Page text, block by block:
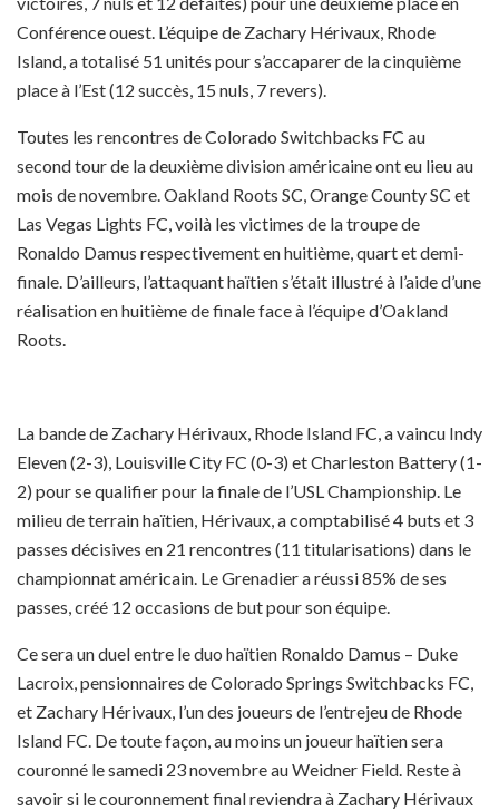
Conférence ouest. L’équipe de Zachary Hérivaux, Rhode
Island, a totalisé 51 unités pour s’accaparer de la cinquième
place à l’Est (12 succès, 15 nuls, 7 revers).
Toutes les rencontres de Colorado Switchbacks FC au
second tour de la deuxième division américaine ont eu lieu au
mois de novembre. Oakland Roots SC, Orange County SC et
Las Vegas Lights FC, voilà les victimes de la troupe de
Ronaldo Damus respectivement en huitième, quart et demi-
finale. D’ailleurs, l’attaquant haïtien s’était illustré à l’aide d’une
réalisation en huitième de finale face à l’équipe d’Oakland
Roots.
La bande de Zachary Hérivaux, Rhode Island FC, a vaincu Indy
Eleven (2-3), Louisville City FC (0-3) et Charleston Battery (1-
2) pour se qualifier pour la finale de l’USL Championship. Le
milieu de terrain haïtien, Hérivaux, a comptabilisé 4 buts et 3
passes décisives en 21 rencontres (11 titularisations) dans le
championnat américain. Le Grenadier a réussi 85% de ses
passes, créé 12 occasions de but pour son équipe.
Ce sera un duel entre le duo haïtien Ronaldo Damus – Duke
Lacroix, pensionnaires de Colorado Springs Switchbacks FC,
et Zachary Hérivaux, l’un des joueurs de l’entrejeu de Rhode
Island FC. De toute façon, au moins un joueur haïtien sera
couronné le samedi 23 novembre au Weidner Field. Reste à
savoir si le couronnement final reviendra à Zachary Hérivaux